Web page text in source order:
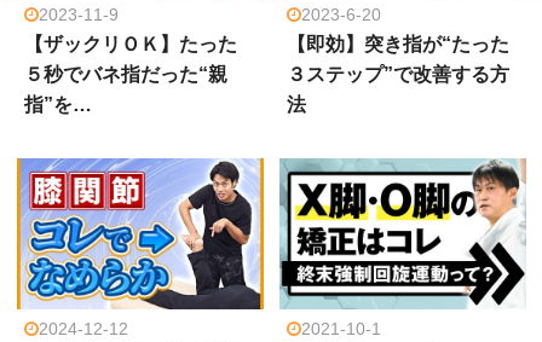
2023-11-9
【ザックリＯＫ】たった
５秒でバネ指だった“親
指”を…
2023-6-20
【即効】突き指が“たった
３ステップ”で改善する方
法
2024-12-12 2021-10-1